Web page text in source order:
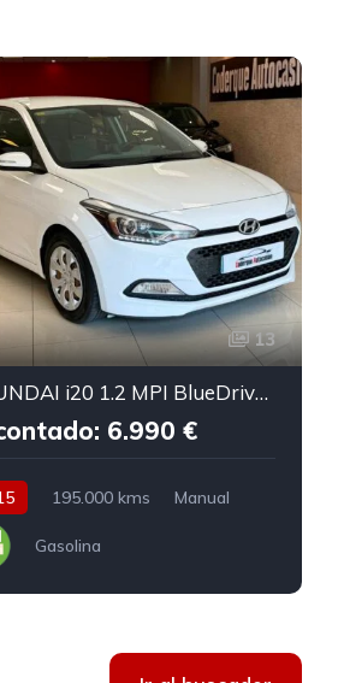
13
HYUNDAI i20 1.2 MPI BlueDrive Klass
6.990 €
195.000 kms Manual
Gasolina